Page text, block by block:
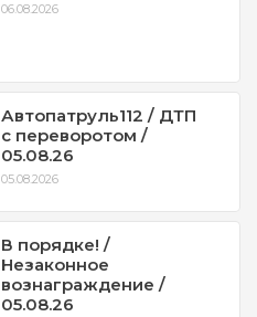
06.08.2026
Автопатруль112 / ДТП
с переворотом /
05.08.26
05.08.2026
В порядке! /
Незаконное
вознаграждение /
05.08.26